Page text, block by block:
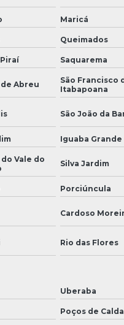
Execução de
Execução de
Execução de
Gerenciamento
Gestão de custos
Gestão de mão
Gestão de obras
Gestão de obras
Orçamento
Planejamento e
Maricá
Queimados
Saquarema
Abreu
São Francisco
Itabapoana
São João da
Iguaba Grande
do Vale do
Silva Jardim
Porciúncula
Cardoso
Rio das Flores
Uberaba
Poços de